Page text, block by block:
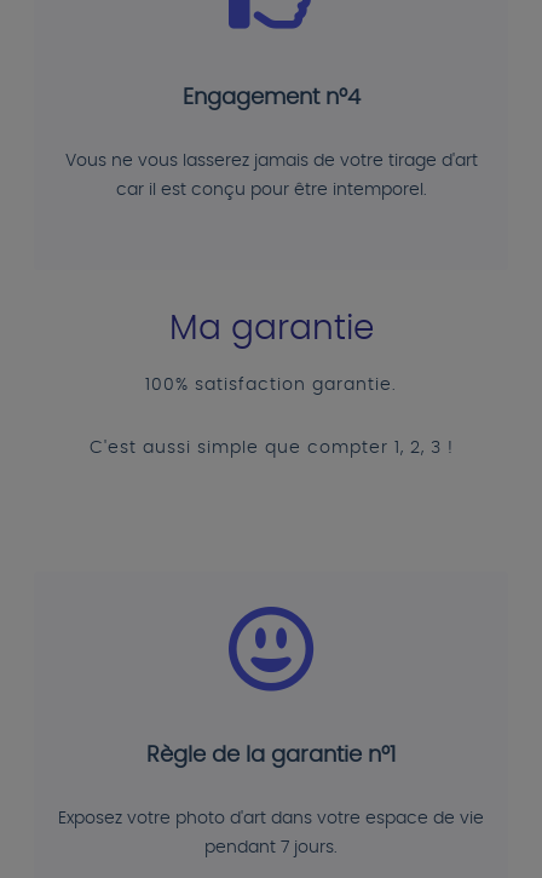
Engagement n°4
Vous ne vous lasserez jamais de votre tirage d'art
car il est conçu pour être intemporel.
Ma garantie
100% satisfaction garantie.
C'est aussi simple que compter 1, 2, 3 !
Règle de la garantie n°1
Exposez votre photo d'art dans votre espace de vie
pendant 7 jours.